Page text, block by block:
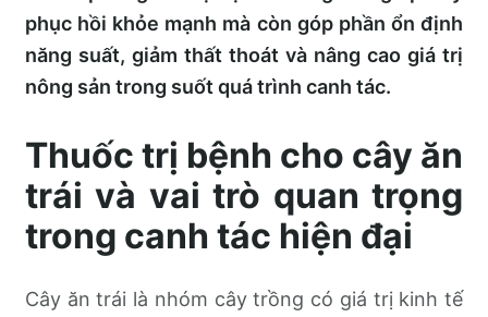
phục hồi khỏe mạnh mà còn góp phần ổn định
năng suất, giảm thất thoát và nâng cao giá trị
nông sản trong suốt quá trình canh tác.
Thuốc trị bệnh cho cây ăn
trái và vai trò quan trọng
trong canh tác hiện đại
Cây ăn trái là nhóm cây trồng có giá trị kinh tế